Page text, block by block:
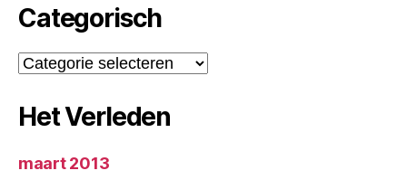
Categorisch
Categorisch
Het Verleden
maart 2013